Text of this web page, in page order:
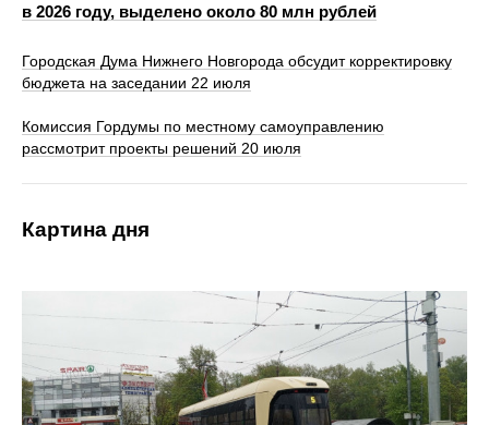
в 2026 году, выделено около 80 млн рублей
Городская Дума Нижнего Новгорода обсудит корректировку
бюджета на заседании 22 июля
Комиссия Гордумы по местному самоуправлению
рассмотрит проекты решений 20 июля
Картина дня